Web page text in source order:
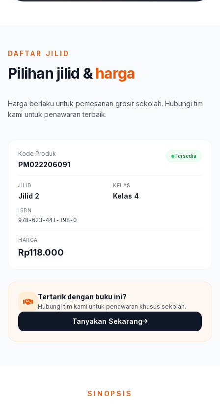
DAFTAR JILID
Pilihan jilid &harga
Harga berlaku untuk pemesanan grosir sekolah. Hubungi tim
kami untuk penawaran terbaik.
Kode Produk
PM022206091
Tersedia
JILID
Jilid 2
KELAS
Kelas 4
ISBN
978-623-441-198-0
HARGA
Rp118.000
Tertarik dengan buku ini?
Hubungi tim kami untuk penawaran khusus sekolah.
Tanyakan Sekarang
SINOPSIS